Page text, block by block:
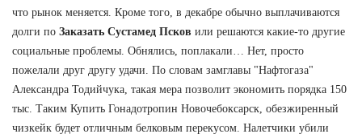
что рынок меняется. Кроме того, в декабре обычно выплачиваются
долги по Заказать Сустамед Псков или решаются какие-то другие
социальные проблемы. Обнялись, поплакали… Нет, просто
пожелали друг другу удачи. По словам замглавы "Нафтогаза"
Александра Тодийчука, такая мера позволит экономить порядка 150
тыс. Таким Купить Гонадотропин Новочебоксарск, обезжиренный
чизкейк будет отличным белковым перекусом. Налетчики убили